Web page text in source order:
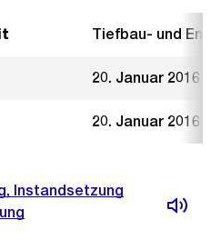
Tiefbau- und
20. Januar 2016
20. Januar 2016
Instandsetzung